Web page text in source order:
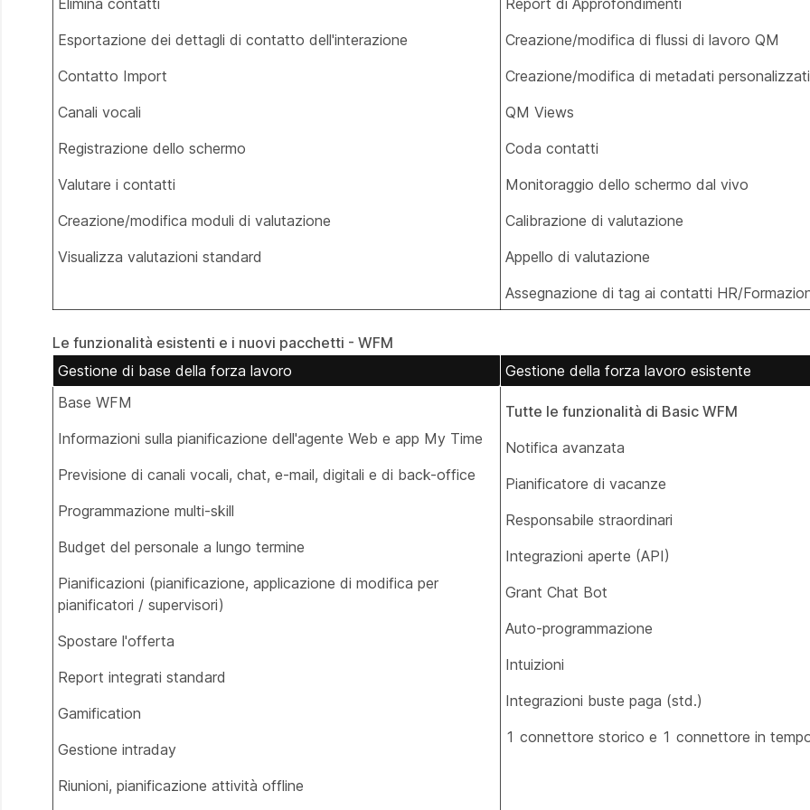
Esportazione dei dettagli di contatto dell'interazione
Contatto Import
Canali vocali
Registrazione dello schermo
Valutare i contatti
Creazione/modifica moduli di valutazione
Visualizza valutazioni standard
Creazione/modifica di flussi di lavoro QM
Creazione/modifica di metadati personalizzati
QM Views
Coda contatti
Monitoraggio dello schermo dal vivo
Calibrazione di valutazione
Appello di valutazione
Assegnazione di tag ai contatti HR/
Le funzionalità esistenti e i nuovi pacchetti - WFM
Gestione di base della forza lavoro
Gestione della forza lavoro esistente
Base WFM
Informazioni sulla pianificazione dell'agente Web e app My Time
Previsione di canali vocali, chat, e-mail, digitali e di back-office
Programmazione multi-skill
Budget del personale a lungo termine
Pianificazioni (pianificazione, applicazione di modifica per
pianificatori / supervisori)
Spostare l'offerta
Report integrati standard
Gamification
Gestione intraday
Riunioni, pianificazione attività offline
Tutte le funzionalità di Basic WFM
Notifica avanzata
Pianificatore di vacanze
Responsabile straordinari
Integrazioni aperte (API)
Grant Chat Bot
Auto-programmazione
Intuizioni
Integrazioni buste paga (std.)
1 connettore storico e 1 connettore in